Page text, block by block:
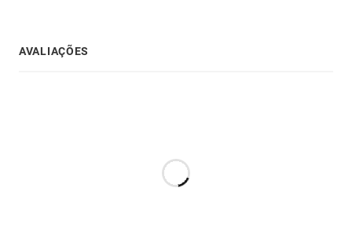
AVALIAÇÕES